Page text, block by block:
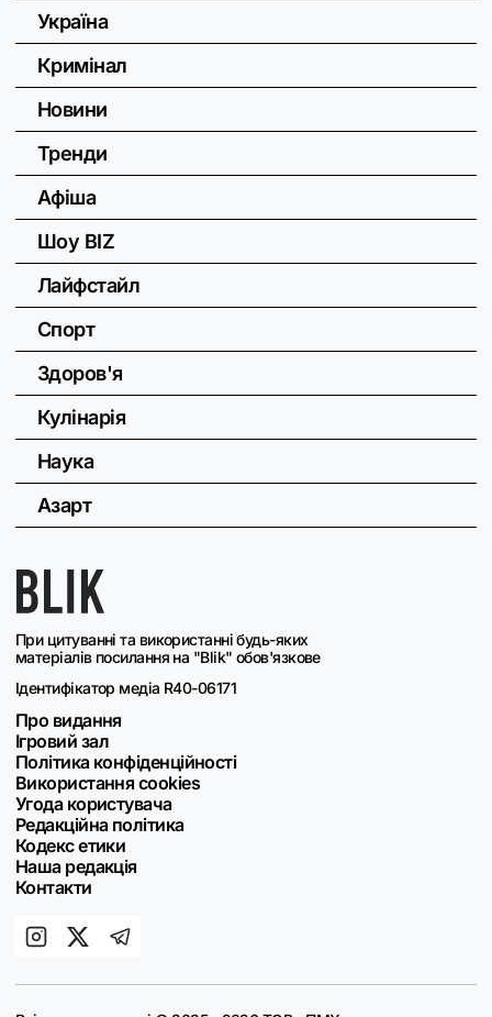
При цитуванні та використанні будь-яких
матеріалів посилання на "Blik" обов'язкове
Ідентифікатор медіа R40-06171
Про видання
Ігровий зал
Політика конфіденційності
Використання cookies
Угода користувача
Редакційна політика
Кодекс етики
Наша редакція
Контакти
Україна
Кримінал
Новини
Тренди
Афіша
Шоу BIZ
Лайфстайл
Спорт
Здоров'я
Кулінарія
Наука
Азарт